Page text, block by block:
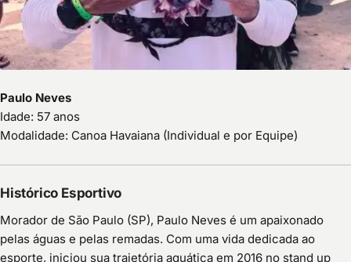
Paulo Neves
Idade: 57 anos
Modalidade: Canoa Havaiana (Individual e por Equipe)
Histórico Esportivo
Morador de São Paulo (SP), Paulo Neves é um apaixonado
pelas águas e pelas remadas. Com uma vida dedicada ao
esporte, iniciou sua trajetória aquática em 2016 no stand up